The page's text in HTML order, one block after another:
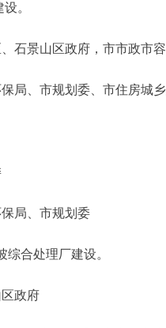
。
石景山区政府，市市政市
、市规划委、市住房城
局、市规划委
合处理厂建设。
政府